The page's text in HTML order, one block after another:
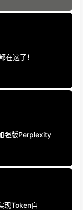
在这了！
强版Perplexity
现Token自